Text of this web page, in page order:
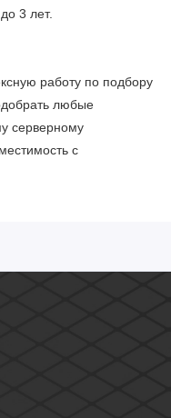
3 лет.
работу по подбору
любые
серверному
с
регулярное